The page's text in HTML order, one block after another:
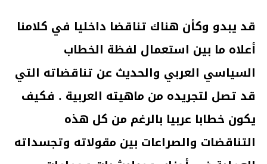
قد يبدو وكأن هناك تناقضا داخليا في كلامنا
أعلاه ما بين استعمال لفظة الخطاب
السياسي العربي والحديث عن تناقضاته التي
قد تصل لتجريده من ماهيته العربية . فكيف
يكون خطابا عربيا بالرغم من كل هذه
التناقضات والصراعات بين مقولاته وتجسداته